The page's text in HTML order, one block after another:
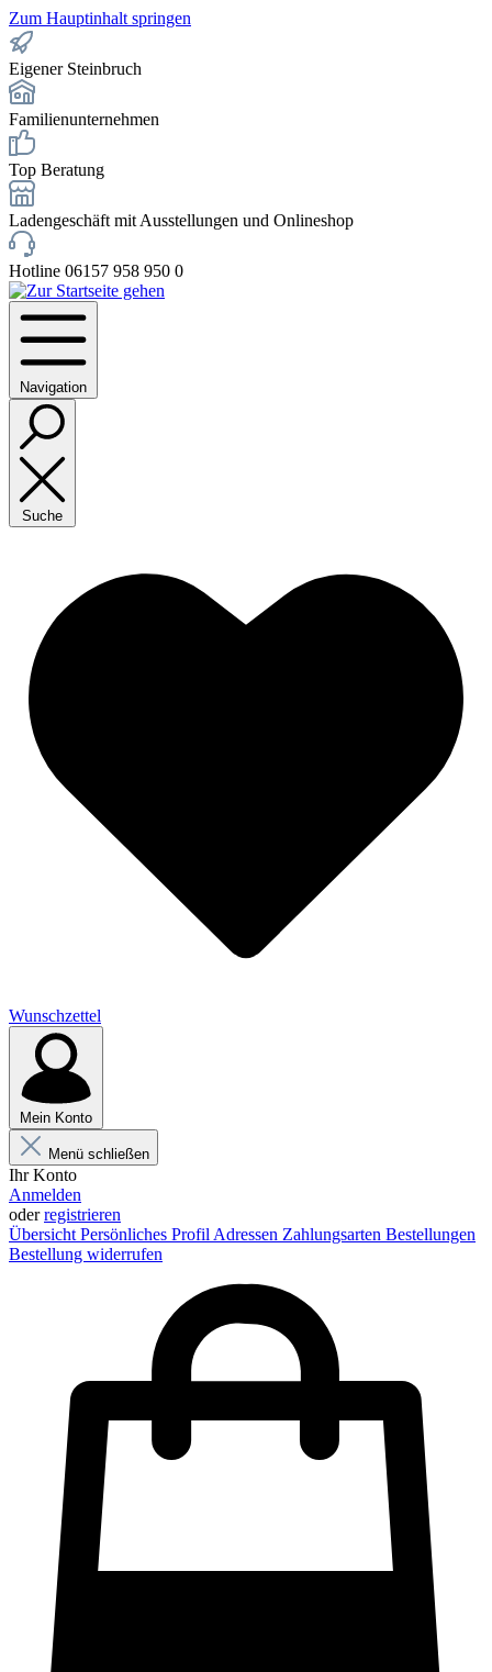
Zum Hauptinhalt springen
Eigener Steinbruch
Familienunternehmen
Top Beratung
Ladengeschäft mit Ausstellungen und Onlineshop
Hotline 06157 958 950 0
Navigation
Suche
Wunschzettel
Mein Konto
Menü schließen
Ihr Konto
Anmelden
oderregistrieren
Übersicht Persönliches Profil Adressen Zahlungsarten Bestellungen
Bestellung widerrufen